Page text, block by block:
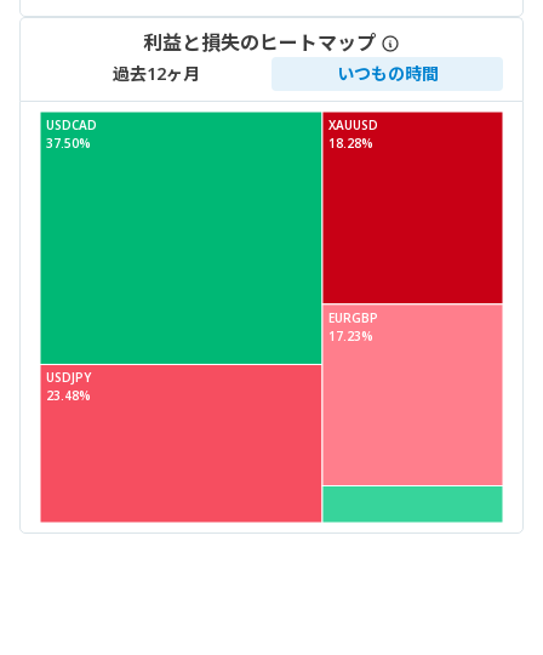
利益と損失のヒートマップ
過去12ヶ月 いつもの時間
USDCAD
USDJPY
XAUUSD
EURGBP
37.50%
23.48%
18.28%
17.23%